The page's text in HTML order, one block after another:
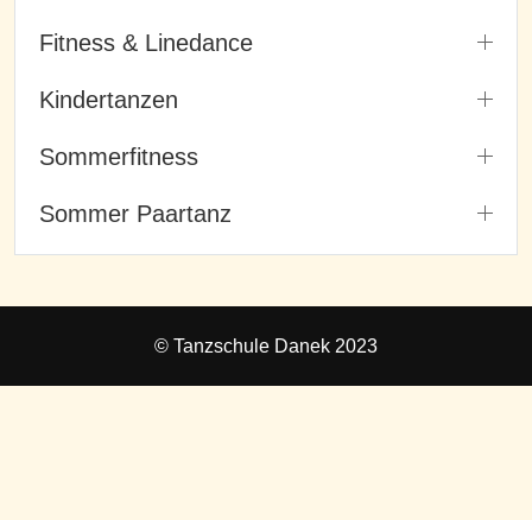
Fitness & Linedance
Kindertanzen
Sommerfitness
Sommer Paartanz
© Tanzschule Danek 2023